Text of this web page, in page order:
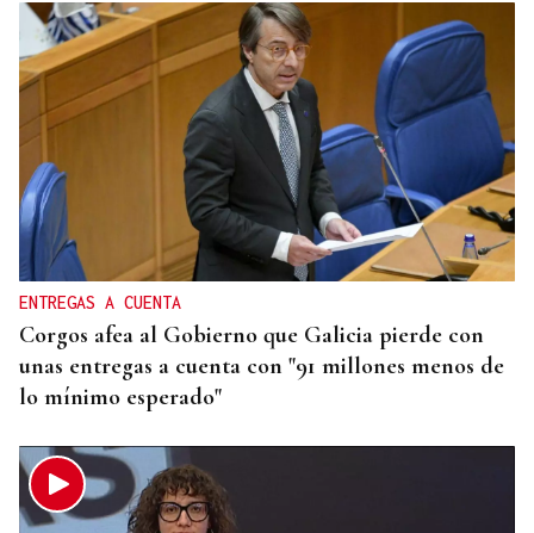
ENTREGAS A CUENTA
Corgos afea al Gobierno que Galicia pierde con
unas entregas a cuenta con "91 millones menos de
lo mínimo esperado"